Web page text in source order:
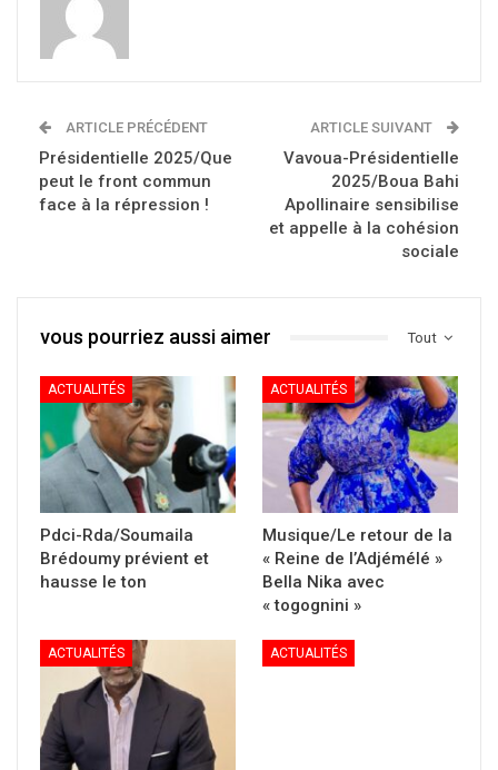
ARTICLE PRÉCÉDENT
Présidentielle 2025/Que
peut le front commun
face à la répression !
ARTICLE SUIVANT
Vavoua-Présidentielle
2025/Boua Bahi
Apollinaire sensibilise
et appelle à la cohésion
sociale
Tout
vous pourriez aussi aimer
ACTUALITÉS
Pdci-Rda/Soumaila
Brédoumy prévient et
hausse le ton
ACTUALITÉS
Musique/Le retour de la
« Reine de l’Adjémélé »
Bella Nika avec
« togognini »
ACTUALITÉS ACTUALITÉS